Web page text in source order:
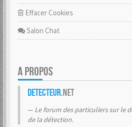
Effacer Cookies
Salon Chat
A PROPOS
Detecteur.net
Le forum des particuliers sur le
de la détection.